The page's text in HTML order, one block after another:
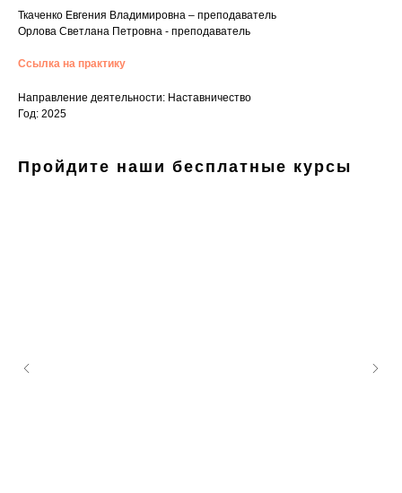
Ткаченко Евгения Владимировна – преподаватель
Орлова Светлана Петровна - преподаватель
Ссылка на практику
Направление деятельности: Наставничество
Год: 2025
Пройдите наши бесплатные курсы